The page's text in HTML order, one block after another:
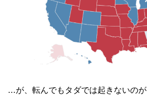
…が、転んでもタダでは起きないのが